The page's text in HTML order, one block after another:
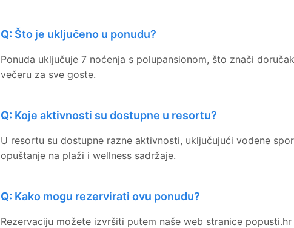
Što je uključeno u ponudu?
Ponuda uključuje 7 noćenja s polupansionom, što znači
večeru za sve goste.
Koje aktivnosti su dostupne u resortu?
U resortu su dostupne razne aktivnosti, uključujući vodene
opuštanje na plaži i wellness sadržaje.
Kako mogu rezervirati ovu ponudu?
Rezervaciju možete izvršiti putem naše web stranice